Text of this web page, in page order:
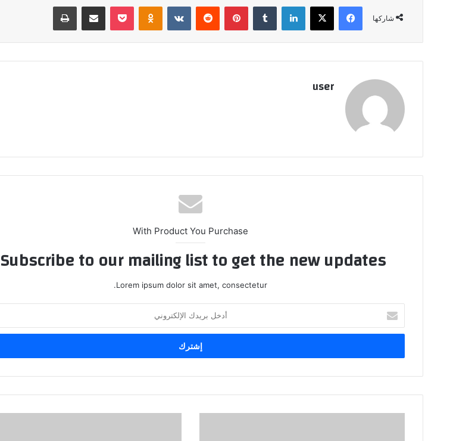
شاركها
فيسبوك ‫X لينكدإن بينتيريست Odnoklassniki
‫Pocket مشاركة عبر البريد طباعة
user
With Product You Purchase
Subscribe to our mailing list to get the new updates!
Lorem ipsum dolor sit amet, consectetur.
بريدك
الإلكتروني